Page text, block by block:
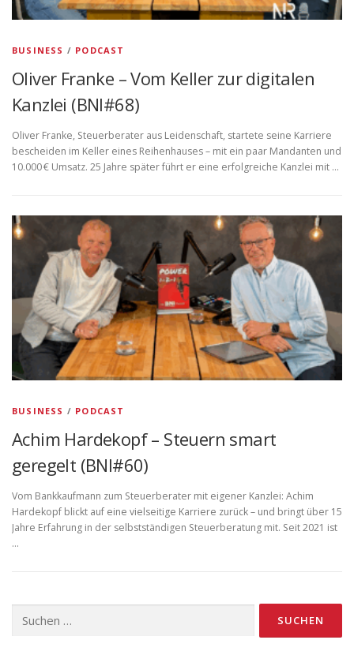
BUSINESS / PODCAST
Oliver Franke – Vom Keller zur digitalen
Kanzlei (BNI#68)
Oliver Franke, Steuerberater aus Leidenschaft, startete seine Karriere
bescheiden im Keller eines Reihenhauses – mit ein paar Mandanten und
10.000 € Umsatz. 25 Jahre später führt er eine erfolgreiche Kanzlei mit …
BUSINESS / PODCAST
Achim Hardekopf – Steuern smart
geregelt (BNI#60)
Vom Bankkaufmann zum Steuerberater mit eigener Kanzlei: Achim
Hardekopf blickt auf eine vielseitige Karriere zurück – und bringt über 15
Jahre Erfahrung in der selbstständigen Steuerberatung mit. Seit 2021 ist
…
nach: